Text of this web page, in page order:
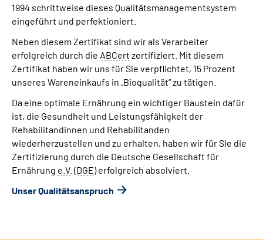
1994 schrittweise dieses Qualitätsmanagementsystem
eingeführt und perfektioniert.
Neben diesem Zertifikat sind wir als Verarbeiter
erfolgreich durch die ABCert zertifiziert. Mit diesem
Zertifikat haben wir uns für Sie verpflichtet, 15 Prozent
unseres Wareneinkaufs in „Bioqualität“ zu tätigen.
Da eine optimale Ernährung ein wichtiger Baustein dafür
ist, die Gesundheit und Leistungsfähigkeit der
Rehabilitandinnen und Rehabilitanden
wiederherzustellen und zu erhalten, haben wir für Sie die
Zertifizierung durch die Deutsche Gesellschaft für
Ernährung e.V. (DGE) erfolgreich absolviert.
Unser Qualitätsanspruch